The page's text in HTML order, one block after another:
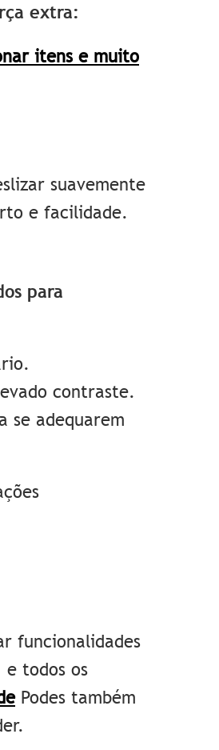
extra:
itens e muito
suavemente
e facilidade.
para
contraste.
se adequarem
funcionalidades
e todos os
Podes também